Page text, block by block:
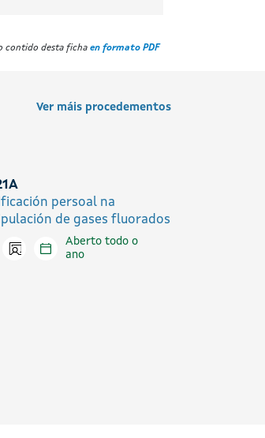
contido desta ficha en formato PDF
Ver máis procedementos
persoal na
de gases fluorados
en liña
Icono presencial
Aberto todo o
ano